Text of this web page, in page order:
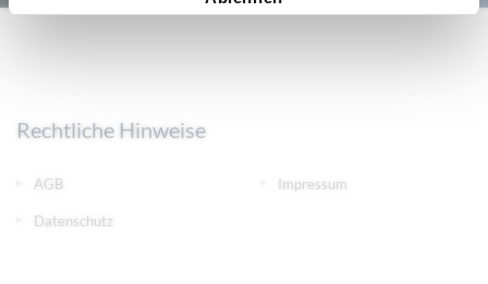
Rechtliche Hinweise
AGB Impressum
Datenschutz